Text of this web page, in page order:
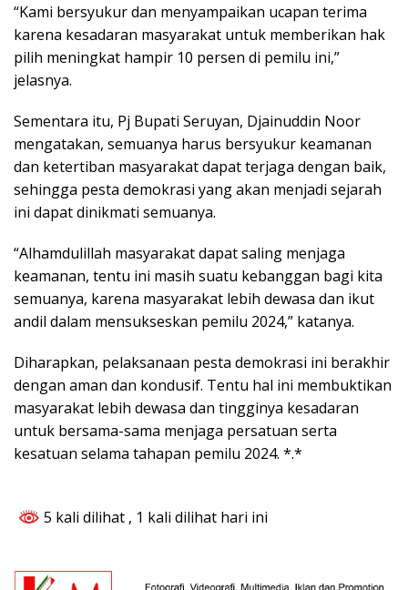
“Kami bersyukur dan menyampaikan ucapan terima
karena kesadaran masyarakat untuk memberikan hak
pilih meningkat hampir 10 persen di pemilu ini,”
jelasnya.
Sementara itu, Pj Bupati Seruyan, Djainuddin Noor
mengatakan, semuanya harus bersyukur keamanan
dan ketertiban masyarakat dapat terjaga dengan baik,
sehingga pesta demokrasi yang akan menjadi sejarah
ini dapat dinikmati semuanya.
“Alhamdulillah masyarakat dapat saling menjaga
keamanan, tentu ini masih suatu kebanggan bagi kita
semuanya, karena masyarakat lebih dewasa dan ikut
andil dalam mensukseskan pemilu 2024,” katanya.
Diharapkan, pelaksanaan pesta demokrasi ini berakhir
dengan aman dan kondusif. Tentu hal ini membuktikan
masyarakat lebih dewasa dan tingginya kesadaran
untuk bersama-sama menjaga persatuan serta
kesatuan selama tahapan pemilu 2024. *.*
5 kali dilihat , 1 kali dilihat hari ini